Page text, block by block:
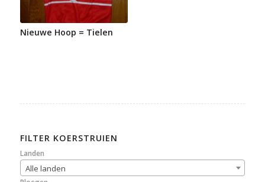
Nieuwe Hoop = Tielen
FILTER KOERSTRUIEN
Landen
Alle landen